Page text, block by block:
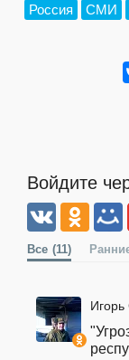
Россия
СМИ
Войдите
Все (11)